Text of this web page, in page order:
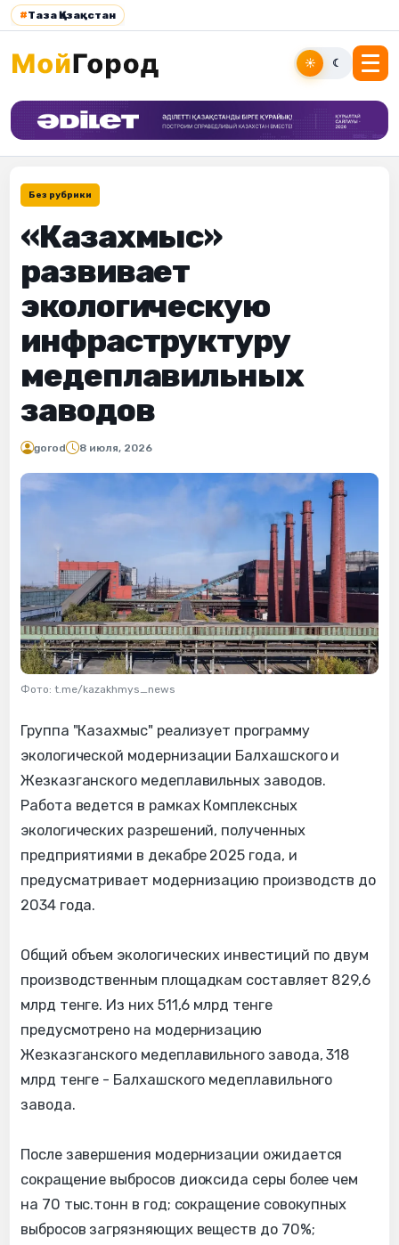
#Таза Қазақстан
☀ ☾
Без рубрики
«Казахмыс»
развивает
экологическую
инфраструктуру
медеплавильных
заводов
gorod 8 июля, 2026
Фото: t.me/kazakhmys_news
Группа "Казахмыс" реализует программу
экологической модернизации Балхашского и
Жезказганского медеплавильных заводов.
Работа ведется в рамках Комплексных
экологических разрешений, полученных
предприятиями в декабре 2025 года, и
предусматривает модернизацию производств до
2034 года.
Общий объем экологических инвестиций по двум
производственным площадкам составляет 829,6
млрд тенге. Из них 511,6 млрд тенге
предусмотрено на модернизацию
Жезказганского медеплавильного завода, 318
млрд тенге - Балхашского медеплавильного
завода.
После завершения модернизации ожидается
сокращение выбросов диоксида серы более чем
на 70 тыс.тонн в год; сокращение совокупных
выбросов загрязняющих веществ до 70%;